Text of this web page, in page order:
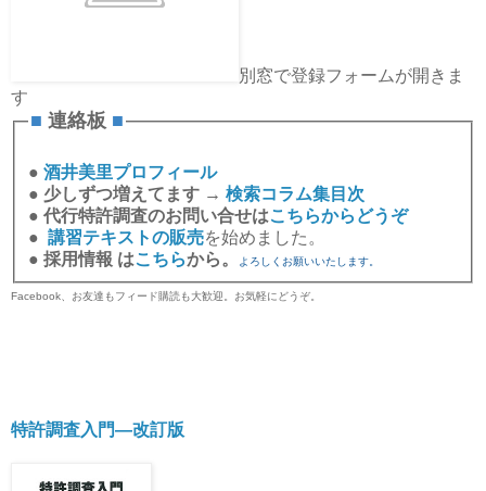
別窓で登録フォームが開きま
す
■ 連絡板 ■
● 酒井美里プロフィール
● 少しずつ増えてます → 検索コラム集目次
● 代行特許調査のお問い合せはこちらからどうぞ
● 講習テキストの販売を始めました。
● 採用情報 はこちらから。 よろしくお願いいたします。
Facebook、お友達もフィード購読も大歓迎。お気軽にどうぞ。
特許調査入門―改訂版